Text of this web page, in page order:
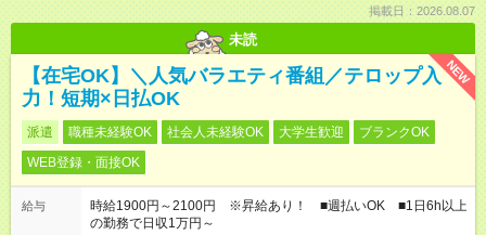
掲載日：2026.08.07
未読
NEW
【在宅OK】＼人気バラエティ番組／テロップ入
力！短期×日払OK
派遣 職種未経験OK 社会人未経験OK 大学生歓迎
ブランクOK
WEB登録・面接OK
給与
時給1900円～2100円 ※昇給あり！ ■週払いOK ■1日6h以上
の勤務で日収1万円～